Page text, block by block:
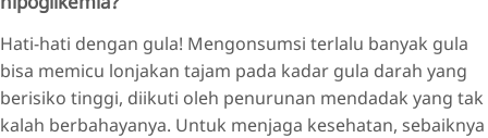
Hati-hati dengan gula! Mengonsumsi terlalu banyak gula
bisa memicu lonjakan tajam pada kadar gula darah yang
berisiko tinggi, diikuti oleh penurunan mendadak yang tak
kalah berbahayanya. Untuk menjaga kesehatan, sebaiknya